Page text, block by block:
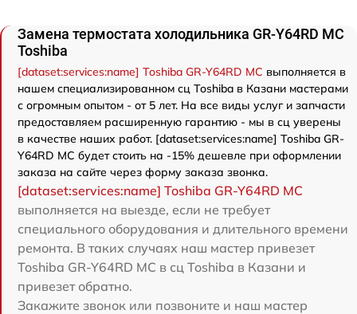
Замена термостата холодильника GR-Y64RD MC
Toshiba
[dataset:services:name] Toshiba GR-Y64RD MC выполняется в
нашем специализированном сц Toshiba в Казани мастерами
с огромным опытом - от 5 лет. На все виды услуг и запчасти
предоставляем расширенную гарантию - мы в сц уверены
в качестве наших работ. [dataset:services:name] Toshiba GR-
Y64RD MC будет стоить на -15% дешевле при оформлении
заказа на сайте через форму заказа звонка.
[dataset:services:name] Toshiba GR-Y64RD MC
выполняется на выезде, если не требует
специального оборудования и длительного времени
ремонта. В таких случаях наш мастер привезет
Toshiba GR-Y64RD MC в сц Toshiba в Казани и
привезет обратно.
Закажите звонок или позвоните и наш мастер